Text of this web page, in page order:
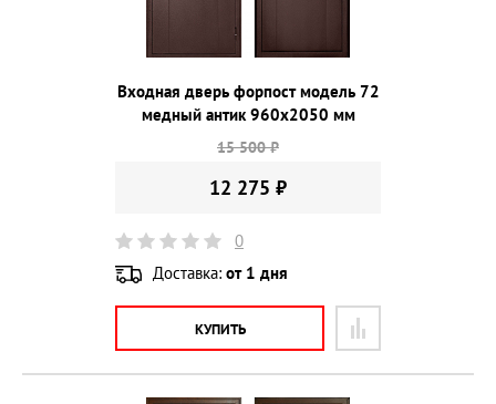
Входная дверь форпост модель 72
медный антик 960х2050 мм
15 500 ₽
12 275 ₽
0
Доставка: от 1 дня
КУПИТЬ